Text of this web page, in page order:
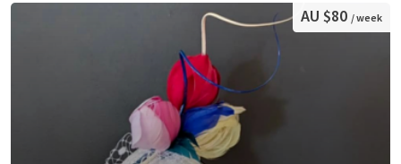
AU $80 / week